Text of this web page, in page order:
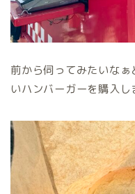
前から伺ってみたいな
いハンバーガーを購入し